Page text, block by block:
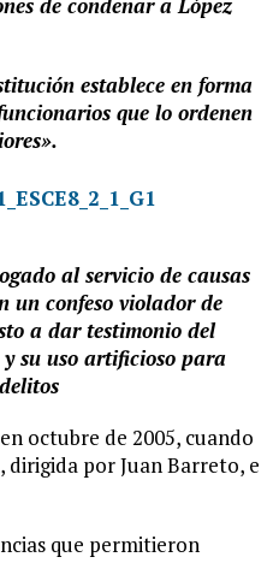
establece en forma
que lo ordenen
al servicio de causas
un confeso violador de
a dar testimonio del
su uso artificioso para
octubre de 2005, cuando
por Juan Barreto, e
que permitieron